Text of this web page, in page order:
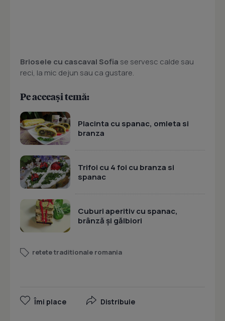
Briosele cu cascaval Sofia se servesc calde sau
reci, la mic dejun sau ca gustare.
Pe aceeași temă:
Placinta cu spanac, omleta si
branza
Trifoi cu 4 foi cu branza si
spanac
Cuburi aperitiv cu spanac,
brânză și gălbiori
retete traditionale romania
Îmi place Distribuie